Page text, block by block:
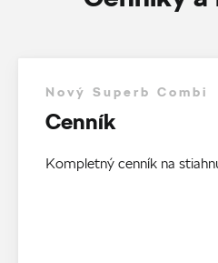
Nový Superb Combi
Cenník
Kompletný cenník na